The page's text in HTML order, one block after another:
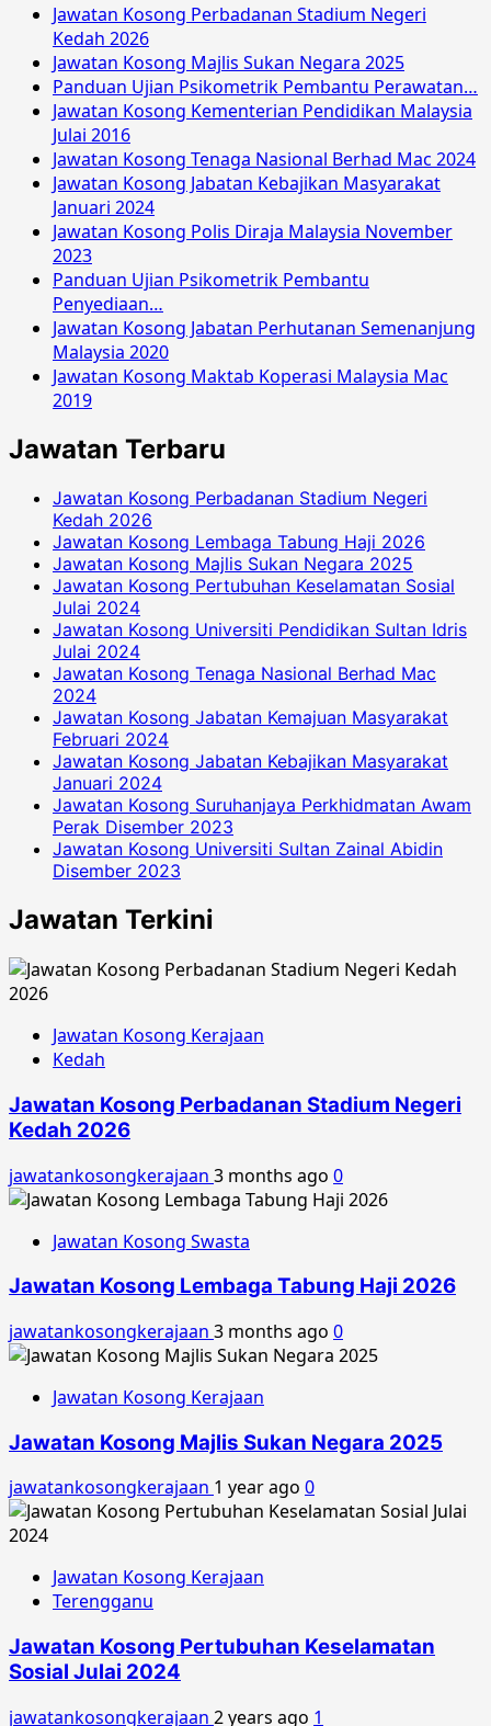
Jawatan Kosong Perbadanan Stadium Negeri
Kedah 2026
Jawatan Kosong Majlis Sukan Negara 2025
Panduan Ujian Psikometrik Pembantu Perawatan…
Jawatan Kosong Kementerian Pendidikan Malaysia
Julai 2016
Jawatan Kosong Tenaga Nasional Berhad Mac 2024
Jawatan Kosong Jabatan Kebajikan Masyarakat
Januari 2024
Jawatan Kosong Polis Diraja Malaysia November
2023
Panduan Ujian Psikometrik Pembantu
Penyediaan…
Jawatan Kosong Jabatan Perhutanan Semenanjung
Malaysia 2020
Jawatan Kosong Maktab Koperasi Malaysia Mac
2019
Jawatan Terbaru
Jawatan Kosong Perbadanan Stadium Negeri
Kedah 2026
Jawatan Kosong Lembaga Tabung Haji 2026
Jawatan Kosong Majlis Sukan Negara 2025
Jawatan Kosong Pertubuhan Keselamatan Sosial
Julai 2024
Jawatan Kosong Universiti Pendidikan Sultan Idris
Julai 2024
Jawatan Kosong Tenaga Nasional Berhad Mac
2024
Jawatan Kosong Jabatan Kemajuan Masyarakat
Februari 2024
Jawatan Kosong Jabatan Kebajikan Masyarakat
Januari 2024
Jawatan Kosong Suruhanjaya Perkhidmatan Awam
Perak Disember 2023
Jawatan Kosong Universiti Sultan Zainal Abidin
Disember 2023
Jawatan Terkini
Jawatan Kosong Kerajaan
Kedah
Jawatan Kosong Perbadanan Stadium Negeri
Kedah 2026
jawatankosongkerajaan 3 months ago 0
Jawatan Kosong Swasta
Jawatan Kosong Lembaga Tabung Haji 2026
jawatankosongkerajaan 3 months ago 0
Jawatan Kosong Kerajaan
Jawatan Kosong Majlis Sukan Negara 2025
jawatankosongkerajaan 1 year ago 0
Jawatan Kosong Kerajaan
Terengganu
Jawatan Kosong Pertubuhan Keselamatan
Sosial Julai 2024
jawatankosongkerajaan 2 years ago 1